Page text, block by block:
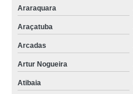
Araraquara
Araçatuba
Arcadas
Artur Nogueira
Atibaia